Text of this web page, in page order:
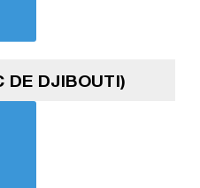
DE DJIBOUTI)